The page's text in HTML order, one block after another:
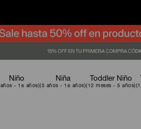
Niño Niña Toddler Niño